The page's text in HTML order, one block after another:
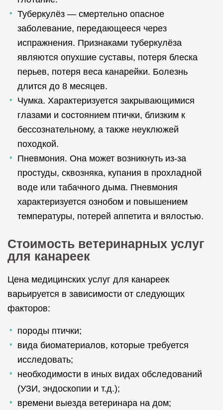
Туберкулёз — смертельно опасное
заболевание, передающееся через
испражнения. Признаками туберкулёза
являются опухшие суставы, потеря блеска
перьев, потеря веса канарейки. Болезнь
длится до 8 месяцев.
Чумка. Характеризуется закрывающимися
глазами и состоянием птички, близким к
бессознательному, а также неуклюжей
походкой.
Пневмония. Она может возникнуть из-за
простуды, сквозняка, купания в прохладной
воде или табачного дыма. Пневмония
характеризуется ознобом и повышением
температуры, потерей аппетита и вялостью.
Стоимость ветеринарных услуг
для канареек
Цена медицинских услуг для канареек
варьируется в зависимости от следующих
факторов:
породы птички;
вида биоматериалов, которые требуется
исследовать;
необходимости в иных видах обследований
(УЗИ, эндоскопии и т.д.);
времени выезда ветеринара на дом;